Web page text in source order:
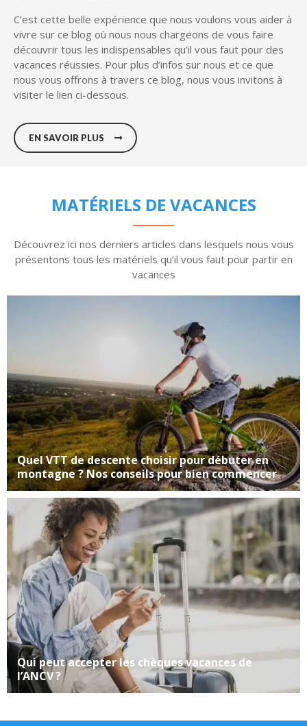
C’est cette belle expérience que nous voulons vous aider à
vivre sur ce blog où nous nous chargeons de vous faire
découvrir tous les indispensables qu’il vous faut pour des
vacances réussies. Pour plus d’infos sur nous et ce que
nous vous offrons à travers ce blog, nous vous invitons à
visiter le lien ci-dessous.
EN SAVOIR PLUS
MATÉRIELS DE VACANCES
Découvrez ici nos derniers articles dans lesquels nous vous
présentons tous les matériels qu’il vous faut pour partir en
vacances
Quel VTT de descente choisir pour débuter en
montagne ? Nos conseils pour bien commencer
Qui peut accepter les chèques vacances de
l’ANCV ?